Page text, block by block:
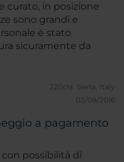
curato, in posizione
sono grandi e
è stato
sicuramente da
220cla. Siena, Italy
03/08/2016
a pagamento
possibilità di